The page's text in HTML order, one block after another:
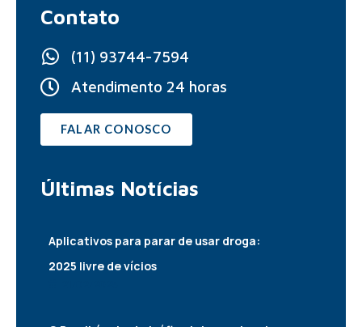
Contato
(11) 93744-7594
Atendimento 24 horas
FALAR CONOSCO
Últimas Notícias
Aplicativos para parar de usar droga:
2025 livre de vícios